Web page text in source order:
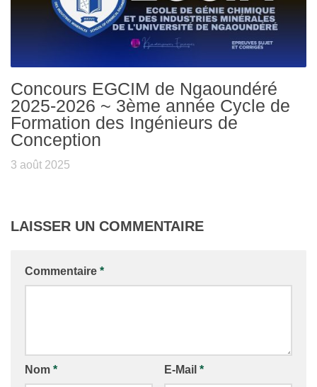
Concours EGCIM de Ngaoundéré
2025-2026 ~ 3ème année Cycle de
Formation des Ingénieurs de
Conception
3 août 2025
LAISSER UN COMMENTAIRE
Commentaire *
Nom * E-Mail *